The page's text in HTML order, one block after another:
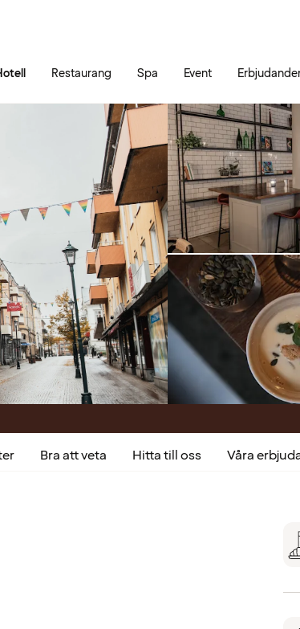
Restaurang Spa Event
Bra att veta Hitta till oss Våra